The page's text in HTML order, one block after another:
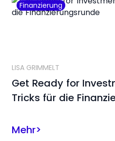
Finanzierung
LISA GRIMMELT
Get Ready for
Tricks für die
Mehr>